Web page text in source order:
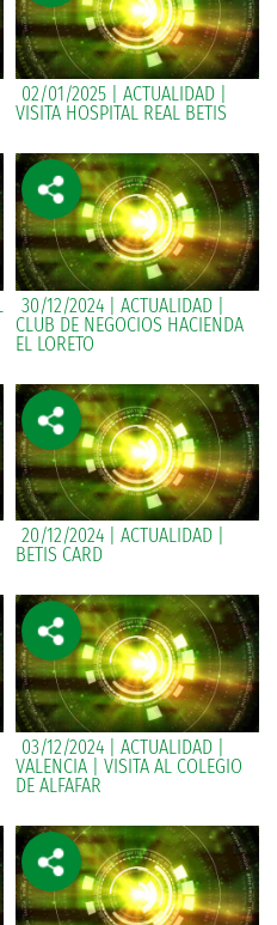
02/01/2025 | ACTUALIDAD |
VISITA HOSPITAL REAL BETIS
30/12/2024 | ACTUALIDAD |
CLUB DE NEGOCIOS HACIENDA
EL LORETO
20/12/2024 | ACTUALIDAD |
BETIS CARD
03/12/2024 | ACTUALIDAD |
VALENCIA | VISITA AL COLEGIO
DE ALFAFAR